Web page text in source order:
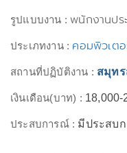
รูปแบบงาน :พนักงานปร
ประเภทงาน : คอมพิวเตอ
สถานที่ปฏิบัติงาน : สมุท
เงินเดือน(บาท) : 18,000-
ประสบการณ์ : มีประสบ